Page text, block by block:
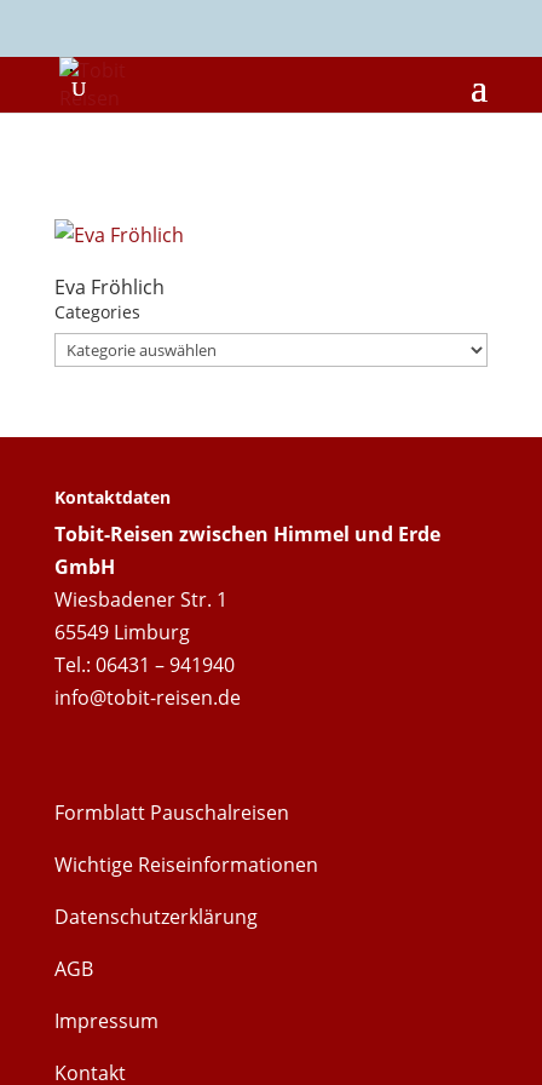
Eva Fröhlich
Categories
Categories
Kontaktdaten
Tobit-Reisen zwischen Himmel und Erde
GmbH
Wiesbadener Str. 1
65549 Limburg
Tel.: 06431 – 941940
info@tobit-reisen.de
Formblatt Pauschalreisen
Wichtige Reiseinformationen
Datenschutzerklärung
AGB
Impressum
Kontakt